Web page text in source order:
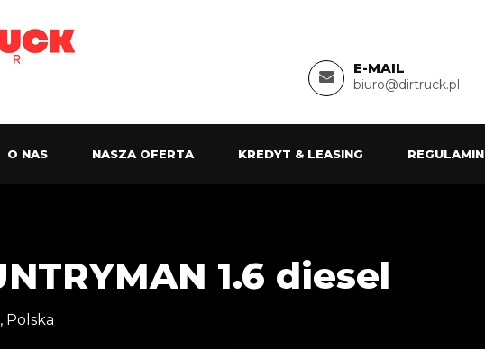
E-MAIL
biuro@dirtruck.pl
O NAS NASZA OFERTA KREDYT & LEASING REGULAMIN
1.6 diesel
Polska